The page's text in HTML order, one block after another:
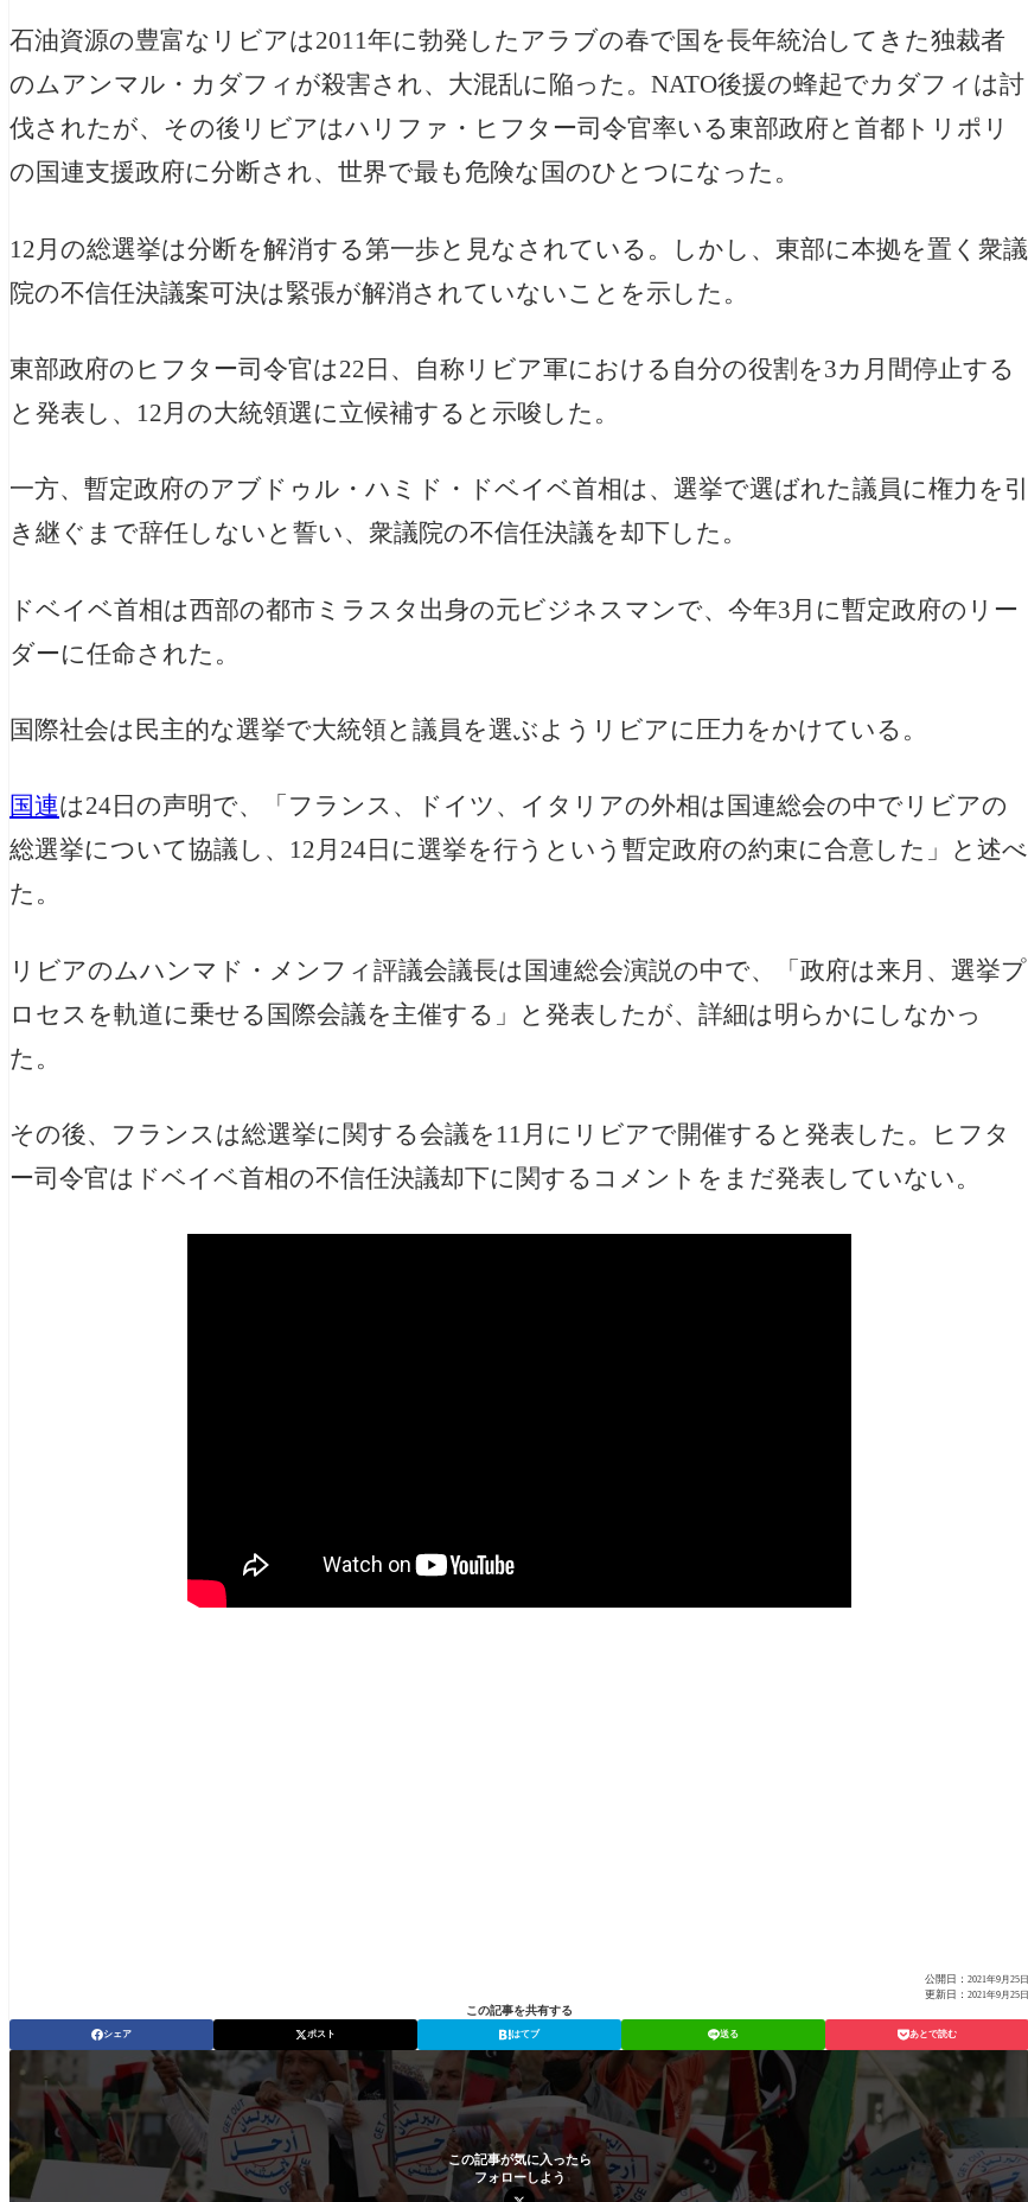
石油資源の豊富なリビアは2011年に勃発したアラブの春で国を長年統治してきた独裁者
のムアンマル・カダフィが殺害され、大混乱に陥った。NATO後援の蜂起でカダフィは討
伐されたが、その後リビアはハリファ・ヒフター司令官率いる東部政府と首都トリポリ
の国連支援政府に分断され、世界で最も危険な国のひとつになった。
12月の総選挙は分断を解消する第一歩と見なされている。しかし、東部に本拠を置く衆議
院の不信任決議案可決は緊張が解消されていないことを示した。
東部政府のヒフター司令官は22日、自称リビア軍における自分の役割を3カ月間停止する
と発表し、12月の大統領選に立候補すると示唆した。
一方、暫定政府のアブドゥル・ハミド・ドベイベ首相は、選挙で選ばれた議員に権力を引
き継ぐまで辞任しないと誓い、衆議院の不信任決議を却下した。
ドベイベ首相は西部の都市ミラスタ出身の元ビジネスマンで、今年3月に暫定政府のリー
ダーに任命された。
国際社会は民主的な選挙で大統領と議員を選ぶようリビアに圧力をかけている。
国連は24日の声明で、「フランス、ドイツ、イタリアの外相は国連総会の中でリビアの
総選挙について協議し、12月24日に選挙を行うという暫定政府の約束に合意した」と述べ
た。
リビアのムハンマド・メンフィ評議会議長は国連総会演説の中で、「政府は来月、選挙プ
ロセスを軌道に乗せる国際会議を主催する」と発表したが、詳細は明らかにしなかっ
た。
その後、フランスは総選挙に関する会議を11月にリビアで開催すると発表した。ヒフタ
ー司令官はドベイベ首相の不信任決議却下に関するコメントをまだ発表していない。
公開日： 2021年9月25日
更新日： 2021年9月25日
この記事を共有する
シェア ポスト はてブ 送る あとで読む
この記事が気に入ったら
フォローしよう